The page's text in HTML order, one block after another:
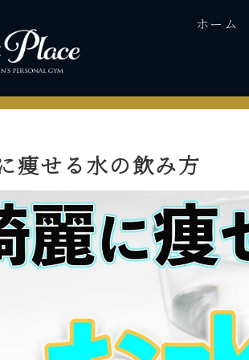
ホーム
痩せる水の飲み方